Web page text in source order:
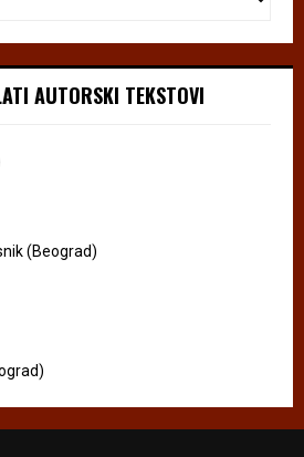
AUTORSKI TEKSTOVI
(Beograd)